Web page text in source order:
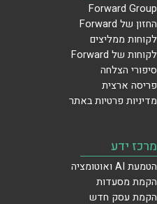
Forward Group
החזון של Forward
לקוחות ממליצים
לקוחות של Forward
סיפורי הצלחה
פריסה ארצית
מדיניות פרטיות באתר
מרכז ידע
הטמעת AI ואוטומציה
הקמת מסעדות
הקמת עסק חדש